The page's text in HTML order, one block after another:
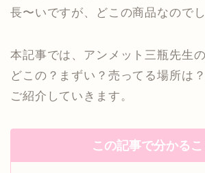
長〜いですが、どこの商品なので
本記事では、アンメット三瓶先生
どこの？まずい？売ってる場所は
ご紹介していきます。
この記事で分かるこ